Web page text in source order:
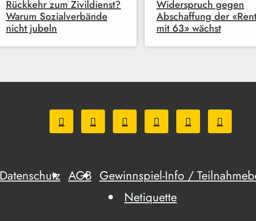
Rückkehr zum Zivildienst?
Warum Sozialverbände
nicht jubeln
Widerspruch gegen
Abschaffung der
mit 63» wächst
Datenschutz AGB Gewinnspiel-Info /
Netiquette